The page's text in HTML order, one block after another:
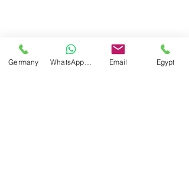
Germany Email Egypt